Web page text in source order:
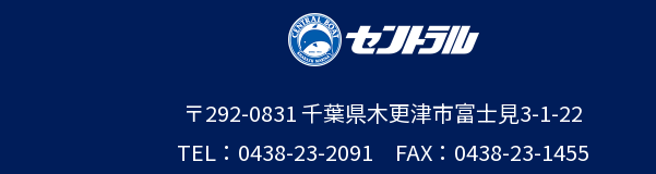
〒292-0831 千葉県木更津市富士見3-1-22
TEL：0438-23-2091 FAX：0438-23-1455